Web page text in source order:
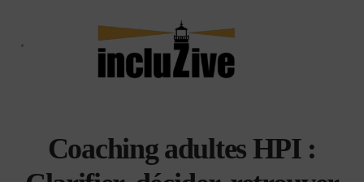
Coaching adultes HPI :